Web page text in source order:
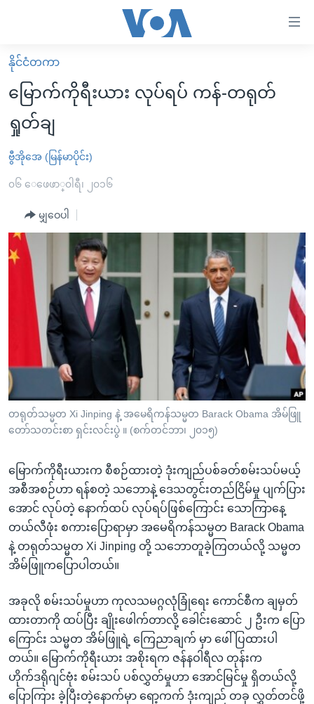
လွယ်ကူ
စေ
သည့်
Link
များ
ပင်မ
ကျော်
ကြည့်
စာမျက်နှာ
သို့
ကျော်
ကြည့်
ရန်
ရန်
နေရာ
သို့
ကျော်
ရန်
မူလစာမျက်နှာ
မြန်မာ
ကမ္ဘာ့သတင်းများ
နိုင်ငံတကာ
အစ္စရေး-ပါလက်စတိုင်း
ဗွီဒီယို
သတင်းလွတ်လပ်ခွင့်
အင်္ဂလိပ်စာလေ့လာမယ်
အမေရိကန်သုံးအီဒီယံ
မကြေးမုံရဲ့ အင်္ဂလိပ်စာ
ရုပ်ရှင်ထဲက အင်္ဂလိပ်စာ
သုတပဒေသာ အင်္ဂလိပ်စာ
အပတ်စဉ်ကဏ္ဍများ
ရေဒီယို
တီဗွီ
ရေဒီယိုနှင့်ရုပ်သံ အချက်အလက်များ
ရေဒီယို/တီဗွီအစီအစဉ်
Learning English
ဗွီအိုအေ လူမှုကွန်ယက်များ
နိုင်ငံတကာ
မြောက်ကိုရီးယား လုပ်ရပ် ကန်-တရုတ်
ရှုတ်ချ
ဗွီအိုအေ (မြန်မာပိုင်း)
၀၆ ေဖေဖာ္၀ါရီ၊ ၂၀၁၆
မျှဝေပါ
တရုတ်သမ္မတ Xi Jinping နဲ့ အမေရိကန်သမ္မတ Barack Obama အိမ်ဖြူ
တော်သတင်းစာ ရှင်းလင်းပွဲ ။ (စက်တင်ဘာ၊ ၂၀၁၅)
မြောက်ကိုရီးယားက စီစဉ်ထားတဲ့ ဒုံးကျည်ပစ်ခတ်စမ်းသပ်မယ့်
အစီအစဉ်ဟာ ရန်စတဲ့ သဘောနဲ့ ဒေသတွင်းတည်ငြိမ်မှု ပျက်ပြား
အောင် လုပ်တဲ့ နောက်ထပ် လုပ်ရပ်ဖြစ်ကြောင်း သောကြာနေ့
တယ်လီဖုံး စကားပြောရာမှာ အမေရိကန်သမ္မတ Barack Obama
နဲ့ တရုတ်သမ္မတ Xi Jinping တို့ သဘောတူခဲ့ကြတယ်လို့ သမ္မတ
အိမ်ဖြူကပြောပါတယ်။
အခုလို စမ်းသပ်မှုဟာ ကုလသမဂ္ဂလုံခြုံရေး ကောင်စီက ချမှတ်
ထားတာကို ထပ်ပြီး ချိုးဖေါက်တာလို့ ခေါင်းဆောင် ၂ ဦးက ပြော
ကြောင်း သမ္မတ အိမ်ဖြူရဲ့ ကြေညာချက် မှာ ဖေါ်ပြထားပါ
တယ်။ မြောက်ကိုရီးယား အစိုးရက ဇန်နဝါရီလ တုန်းက
ဟိုက်ဒရိုဂျင်ဗုံး စမ်းသပ် ပစ်လွှတ်မှုဟာ အောင်မြင်မှု ရှိတယ်လို့
ပြောကြား ခဲ့ပြီးတဲ့နောက်မှာ ရော့ကက် ဒုံးကျည် တခု လွှတ်တင်ဖို့